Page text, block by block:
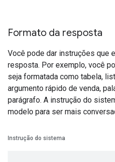
Formato da resposta
Você pode dar instruções que
resposta. Por exemplo, você
seja formatada como tabela,
argumento rápido de venda,
parágrafo. A instrução do
modelo para ser mais
Instrução do sistema